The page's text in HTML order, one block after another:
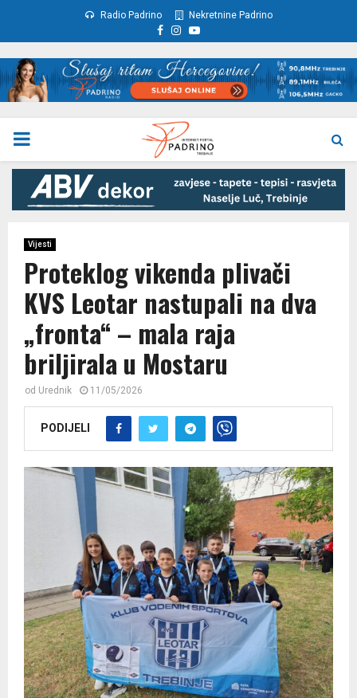
Radio Padrino Nekretnine Padrino
Facebook
Instagram
Youtube
PRIMARY
MENU
Vijesti
Proteklog vikenda plivači
KVS Leotar nastupali na dva
„fronta“ – mala raja
briljirala u Mostaru
od Urednik 11/05/2026
PODIJELI